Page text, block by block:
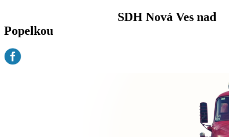
SDH Nová Ves nad
Popelkou